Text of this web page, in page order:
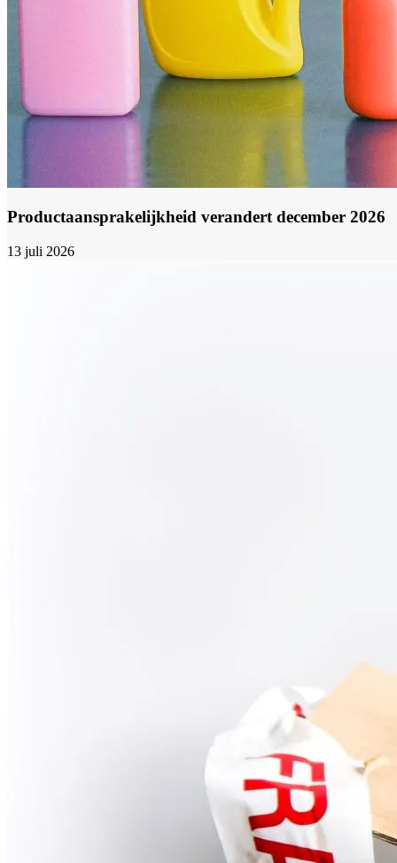
Productaansprakelijkheid verandert december 2026
13 juli 2026